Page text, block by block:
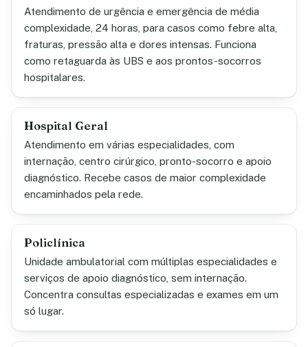
Atendimento de urgência e emergência de média
complexidade, 24 horas, para casos como febre alta,
fraturas, pressão alta e dores intensas. Funciona
como retaguarda às UBS e aos prontos-socorros
hospitalares.
Hospital Geral
Atendimento em várias especialidades, com
internação, centro cirúrgico, pronto-socorro e apoio
diagnóstico. Recebe casos de maior complexidade
encaminhados pela rede.
Policlínica
Unidade ambulatorial com múltiplas especialidades e
serviços de apoio diagnóstico, sem internação.
Concentra consultas especializadas e exames em um
só lugar.